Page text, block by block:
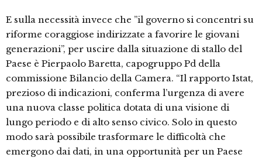
E sulla necessità invece che ”il governo si concentri su
riforme coraggiose indirizzate a favorire le giovani
generazioni”, per uscire dalla situazione di stallo del
Paese è Pierpaolo Baretta, capogruppo Pd della
commissione Bilancio della Camera. “Il rapporto Istat,
prezioso di indicazioni, conferma l’urgenza di avere
una nuova classe politica dotata di una visione di
lungo periodo e di alto senso civico. Solo in questo
modo sarà possibile trasformare le difficoltà che
emergono dai dati, in una opportunità per un Paese